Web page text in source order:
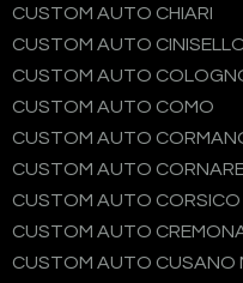
CUSTOM AUTO CHIARI
CUSTOM AUTO
CUSTOM AUTO
CUSTOM AUTO COMO
CUSTOM AUTO
CUSTOM AUTO
CUSTOM AUTO CORSICO
CUSTOM AUTO
CUSTOM AUTO CUSANO